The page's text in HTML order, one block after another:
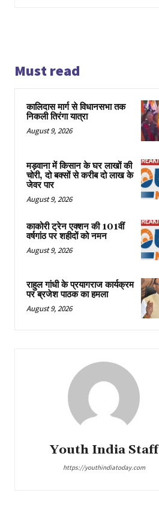
Must read
कालिदास मार्ग से विधानसभा तक
निकली तिरंगा यात्रा
August 9, 2026
मड़वाना में किसान के घर लाखों की
चोरी, दो बक्सों से करीब दो लाख के
जेवर पार
August 9, 2026
काकोरी ट्रेन एक्शन की 101वीं
वर्षगांठ पर शहीदों को नमन
August 9, 2026
राहुल गांधी के प्रयागराज कार्यक्रम
पर ब्रजेश पाठक का हमला
August 9, 2026
Youth India Staff
https://youthindiatoday.com